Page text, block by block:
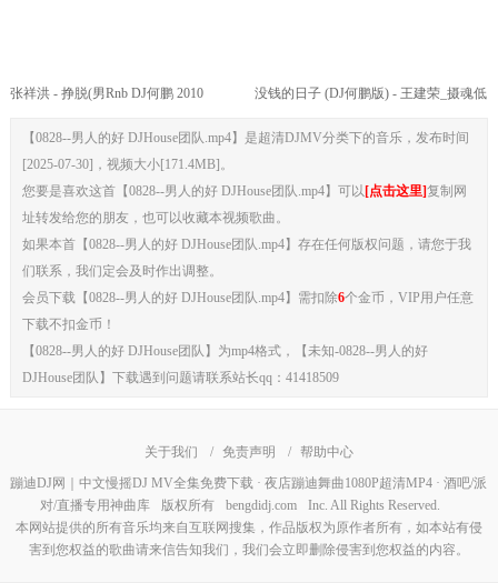
张祥洪 - 挣脱(男Rnb DJ何鹏 2010
没钱的日子 (DJ何鹏版) - 王建荣_摄魂低
【0828--男人的好 DJHouse团队.mp4】是超清DJMV分类下的音乐，发布时间
[2025-07-30]，视频大小[171.4MB]。
您要是喜欢这首【0828--男人的好 DJHouse团队.mp4】可以 [点击这里]复制网
址转发给您的朋友，也可以收藏本视频歌曲。
如果本首【0828--男人的好 DJHouse团队.mp4】存在任何版权问题，请您于我
们联系，我们定会及时作出调整。
会员下载【0828--男人的好 DJHouse团队.mp4】需扣除6个金币，VIP用户任意
下载不扣金币！
【0828--男人的好 DJHouse团队】为mp4格式，【未知-0828--男人的好
DJHouse团队】下载遇到问题请联系站长qq：41418509
关于我们 / 免责声明 / 帮助中心
蹦迪DJ网｜中文慢摇DJ MV全集免费下载 · 夜店蹦迪舞曲1080P超清MP4 · 酒吧/派
对/直播专用神曲库
版权所有 bengdidj.com
Inc. All Rights Reserved.
本网站提供的所有音乐均来自互联网搜集，作品版权为原作者所有，如本站有侵
害到您权益的歌曲请来信告知我们，我们会立即删除侵害到您权益的内容。